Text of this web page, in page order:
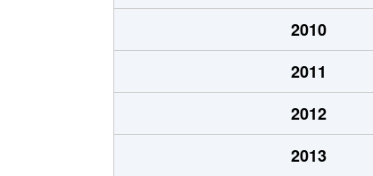
2010
2011
2012
2013